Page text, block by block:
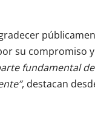
su compromiso
fundamental
, destacan